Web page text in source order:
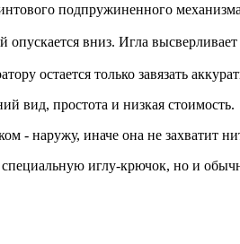
подпружиненного
вниз. Игла
остается только завязать
вид, простота и низкая стоимость.
- наружу, иначе она не захватит
иглу-крючок, но и